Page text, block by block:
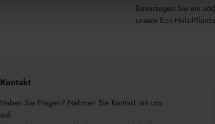
Bevorzugen Sie ein
unsere Eco-Holz-
Kontakt
Haben Sie Fragen? Nehmen Sie Kontakt mit uns
auf.